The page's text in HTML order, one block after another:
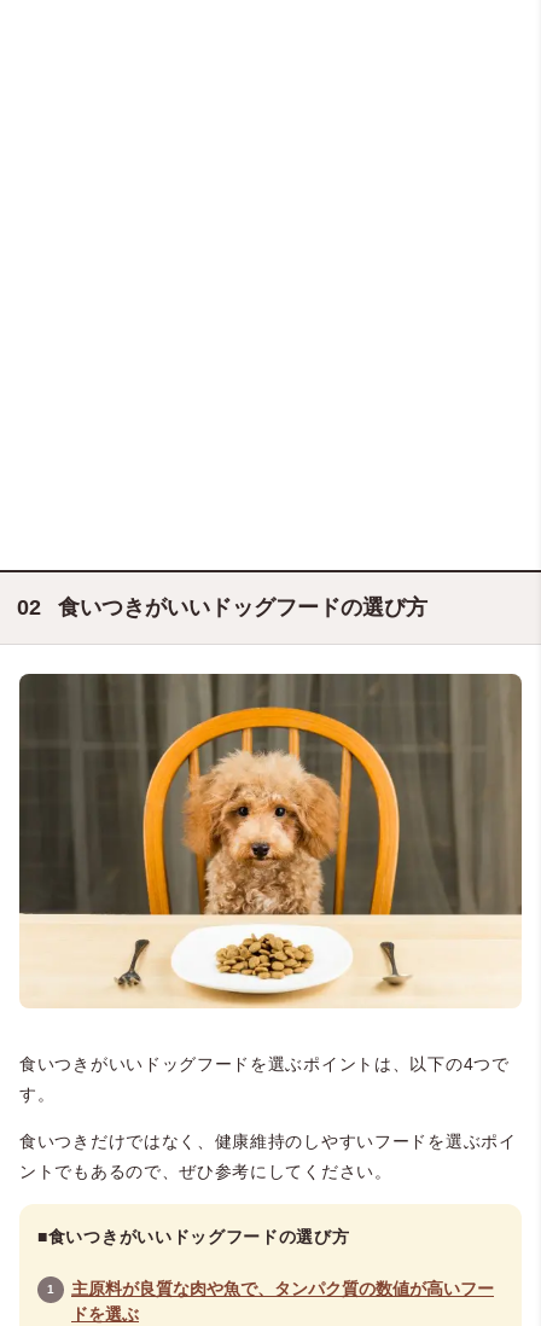
食いつきがいいドッグフードの選び方
食いつきがいいドッグフードを選ぶポイントは、以下の4つで
す。
食いつきだけではなく、健康維持のしやすいフードを選ぶポイ
ントでもあるので、ぜひ参考にしてください。
■食いつきがいいドッグフードの選び方
主原料が良質な肉や魚で、タンパク質の数値が高いフー
ドを選ぶ